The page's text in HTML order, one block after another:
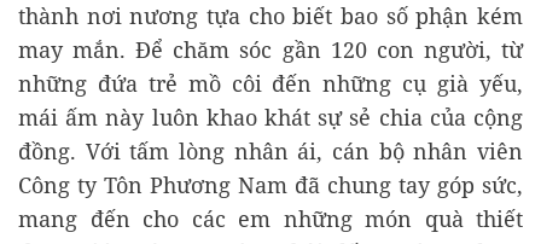
thành nơi nương tựa cho biết bao số phận kém
may mắn. Để chăm sóc gần 120 con người, từ
những đứa trẻ mồ côi đến những cụ già yếu,
mái ấm này luôn khao khát sự sẻ chia của cộng
đồng. Với tấm lòng nhân ái, cán bộ nhân viên
Công ty Tôn Phương Nam đã chung tay góp sức,
mang đến cho các em những món quà thiết